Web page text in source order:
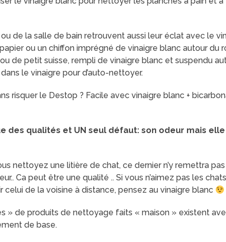
de la salle de bain retrouvent aussi leur éclat avec le
ou un chiffon imprégné de vinaigre blanc autour du
de petit suisse, rempli de vinaigre blanc et suspendu
le vinaigre pour d’auto-nettoyer.
risquer le Destop ? Facile avec vinaigre blanc +
des qualités et UN seul défaut: son odeur mais
nettoyez une litière de chat, ce dernier n’y remettra
Ca peut être une qualité .. Si vous n’aimez pas les
celui de la voisine à distance, pensez au vinaigre blanc
» de produits de nettoyage faits « maison » existent
de base.